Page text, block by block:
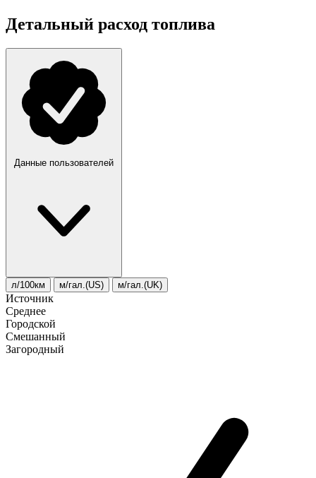
Детальный расход топлива
Данные пользователей
л/100км м/гал.(US) м/гал.(UK)
Источник
Среднее
Городской
Смешанный
Загородный